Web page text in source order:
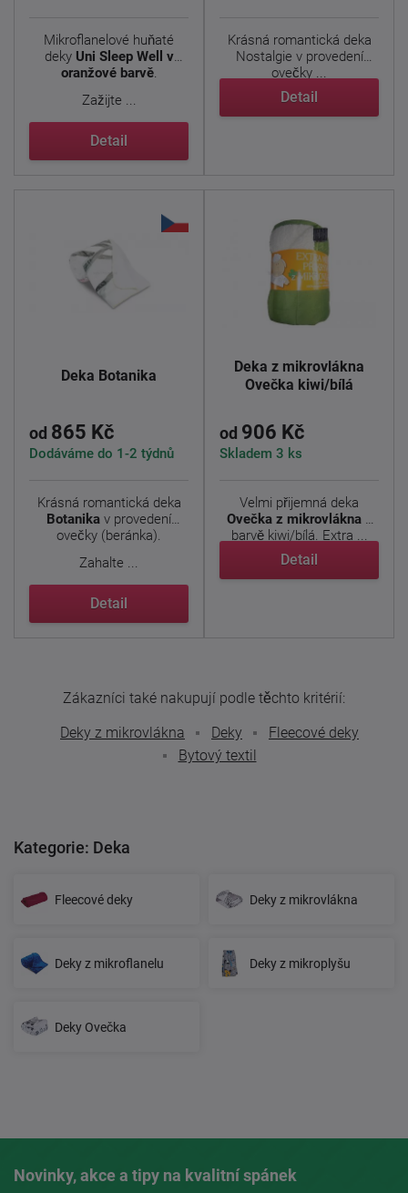
Mikroflanelové huňaté
deky Uni Sleep Well v
oranžové barvě.
Zažijte ...
Detail
Krásná romantická deka
Nostalgie v provedení
ovečky ...
Detail
Deka Botanika
od 865 Kč
Dodáváme do 1-2 týdnů
Krásná romantická deka
Botanika v provedení
ovečky (beránka).
Zahalte ...
Detail
Deka z mikrovlákna
Ovečka kiwi/bílá
od 906 Kč
Skladem 3 ks
Velmi přijemná deka
Ovečka z mikrovlákna v
barvě kiwi/bílá. Extra ...
Detail
Zákazníci také nakupují podle těchto kritérií:
Deky z mikrovlákna
Deky
Fleecové deky
Bytový textil
Kategorie: Deka
Fleecové deky Deky z mikrovlákna
Deky z mikroflanelu Deky z mikroplyšu
Deky Ovečka
Novinky, akce a tipy na kvalitní spánek